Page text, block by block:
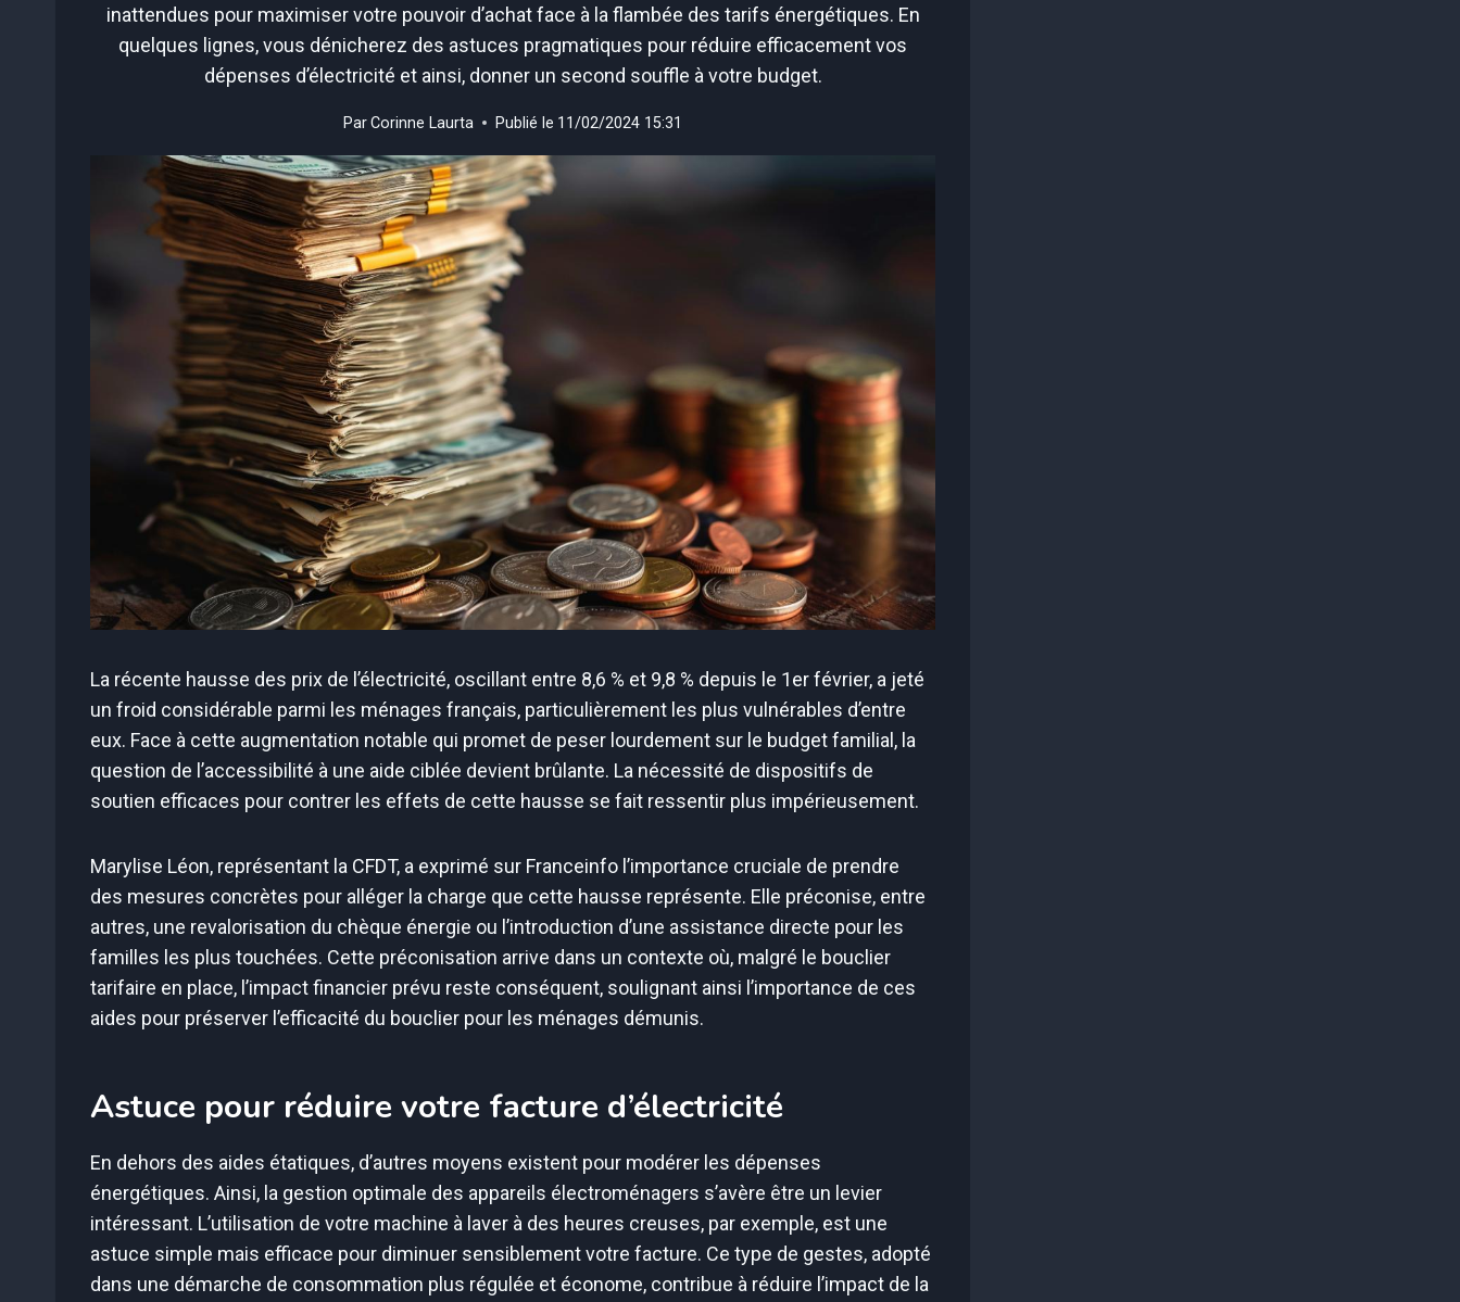
inattendues pour maximiser votre pouvoir d’achat face à la flambée des tarifs énergétiques. En
quelques lignes, vous dénicherez des astuces pragmatiques pour réduire efficacement vos
dépenses d’électricité et ainsi, donner un second souffle à votre budget.
ParCorinne Laurta Publié le 11/02/2024 15:31
La récente hausse des prix de l’électricité, oscillant entre 8,6 % et 9,8 % depuis le 1er février, a jeté
un froid considérable parmi les ménages français, particulièrement les plus vulnérables d’entre
eux. Face à cette augmentation notable qui promet de peser lourdement sur le budget familial, la
question de l’accessibilité à une aide ciblée devient brûlante. La nécessité de dispositifs de
soutien efficaces pour contrer les effets de cette hausse se fait ressentir plus impérieusement.
Marylise Léon, représentant la CFDT, a exprimé sur Franceinfo l’importance cruciale de prendre
des mesures concrètes pour alléger la charge que cette hausse représente. Elle préconise, entre
autres, une revalorisation du chèque énergie ou l’introduction d’une assistance directe pour les
familles les plus touchées. Cette préconisation arrive dans un contexte où, malgré le bouclier
tarifaire en place, l’impact financier prévu reste conséquent, soulignant ainsi l’importance de ces
aides pour préserver l’efficacité du bouclier pour les ménages démunis.
Astuce pour réduire votre facture d’électricité
En dehors des aides étatiques, d’autres moyens existent pour modérer les dépenses
énergétiques. Ainsi, la gestion optimale des appareils électroménagers s’avère être un levier
intéressant. L’utilisation de votre machine à laver à des heures creuses, par exemple, est une
astuce simple mais efficace pour diminuer sensiblement votre facture. Ce type de gestes, adopté
dans une démarche de consommation plus régulée et économe, contribue à réduire l’impact de la